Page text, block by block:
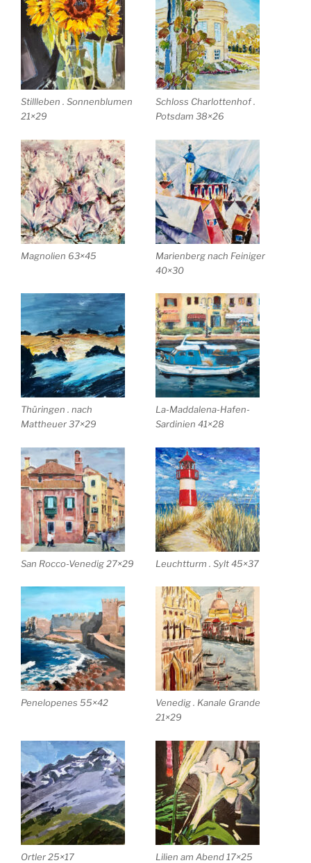
Stillleben . Sonnenblumen
21×29
Schloss Charlottenhof .
Potsdam 38×26
Magnolien 63×45
Marienberg nach Feiniger
40×30
Thüringen . nach
Mattheuer 37×29
La-Maddalena-Hafen-
Sardinien 41×28
San Rocco-Venedig 27×29 Leuchtturm . Sylt 45×37
Penelopenes 55×42
Venedig . Kanale Grande
21×29
Ortler 25×17 Lilien am Abend 17×25